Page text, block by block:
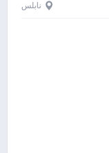
نابلس